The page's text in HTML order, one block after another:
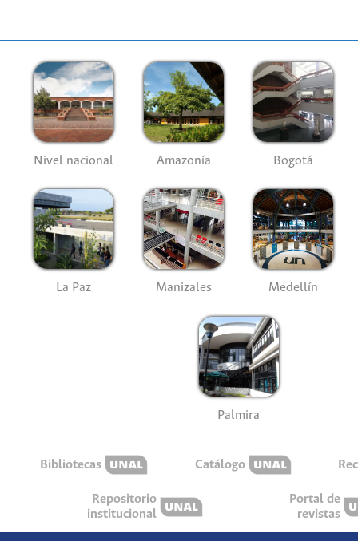
Nivel nacional Amazonía Bogotá
La Paz Manizales Medellín
Palmira
Bibliotecas Catálogo
Repositorio
institucional
Portal de
revistas